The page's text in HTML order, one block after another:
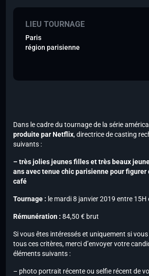
LIEU TOURNAGE
Paris
région parisienne
Dans le cadre du tournage de la série
produite par Netflix, directrice de casting
suivants :
– très jolies jeunes filles et très beaux
ans avec tenue chic parisienne pour figurer
café
Tournage : le mardi 8 janvier 2019 entre 15H
Rémunération : 84,50 € brut
Si vous êtes intéressés et uniquement si
tous ces critères, merci d’envoyer votre
éléments suivants :
– photo portrait récente ou selfie récent de